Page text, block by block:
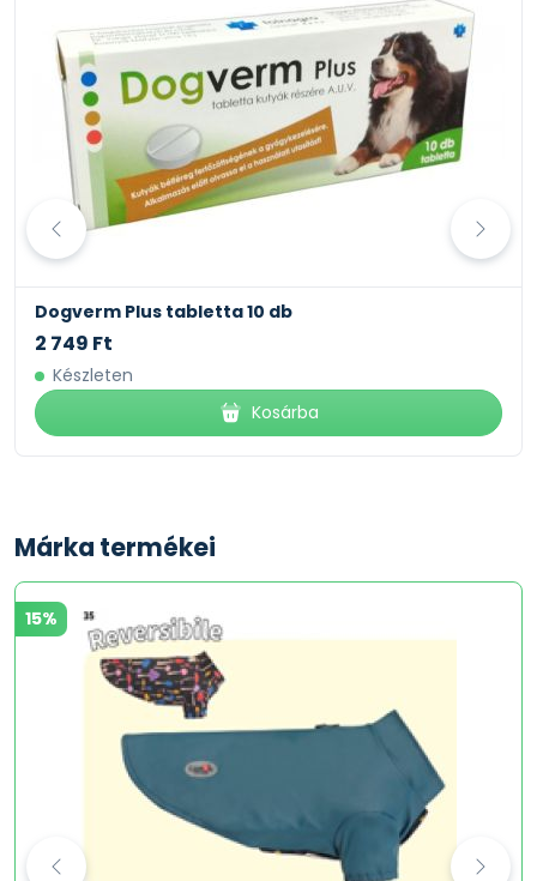
Dogverm Plus tabletta 10 db
2 749 Ft
Készleten
Kosárba
Márka termékei
15%